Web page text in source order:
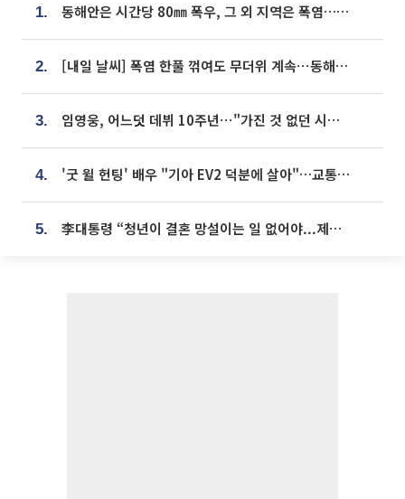
1. 동해안은 시간당 80㎜ 폭우, 그 외 지역은 폭염…‘극과 극 날씨’
2. [내일 날씨] 폭염 한풀 꺾여도 무더위 계속⋯동해안 이틀 연속 비
3. 임영웅, 어느덧 데뷔 10주년⋯"가진 것 없던 시절, 내 앞엔 20명의 팬뿐"
4. '굿 윌 헌팅' 배우 "기아 EV2 덕분에 살아"…교통사고 후 안전성 극찬
5. 李대통령 “청년이 결혼 망설이는 일 없어야...제도상 불이익 조사”